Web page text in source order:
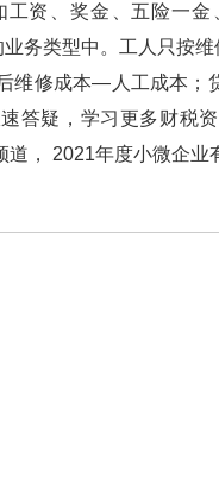
、奖金、五险
类型中。工人只按
维修成本—人工成本；贷
，学习更多财税资讯
， 2021年度小微企业